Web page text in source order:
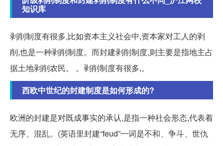
知识库
剥削制度有很多,比如资本主义社会中,资本家对工人的剥
削,也是一种剥削制度。而封建剥削制度,则主要是指地主占
据土地剥削农民。 。剥削制度有很多,。
西欧中世纪的封建制度是如何形成的?
欧洲的封建是对既成事实的承认,是指一种社会形态,代表着
无序、混乱。(英语里封建“feud”一词是不和、争斗、世仇